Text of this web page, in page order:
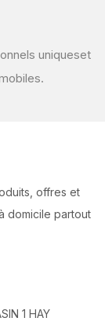
uniqueset
offres et
domicile partout
1 HAY